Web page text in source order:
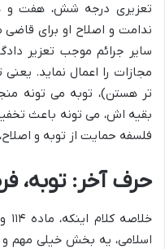
تعزیری درجه شش، هفت و
ندامت و اصلاح او برای
سایر جرائم موجب تعزیر
مجازات را اعمال نماید.
تر هستن)، توبه می تونه
بقیه اش، می تونه باعث
فلسفه حمایت از توبه و
حرف آخر: توبه،
اسلامی، یه بخش خیلی مهم و